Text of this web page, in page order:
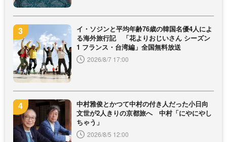
イ・ソジンと平均年齢76歳の韓国名優4人によ
る海外旅行記 「花よりおじいさん シーズン
1 フランス・台湾編」全国無料放送
2026/8/7 17:00
中村雅俊とかつて中村の付き人だった小日向
文世が2人きりの京都旅へ 中村「にやにやし
ちゃう」
2026/8/5 12:00